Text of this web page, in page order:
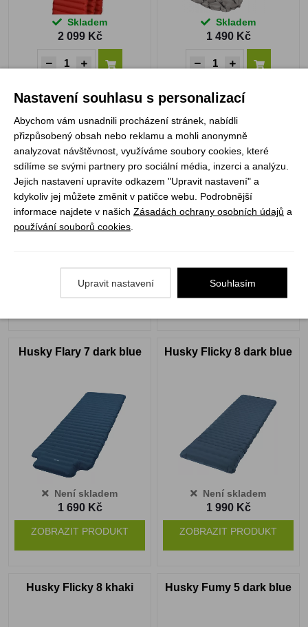
Skladem
2 099 Kč
Skladem
1 490 Kč
Husky Fatty 10 zelená
1 990 Kč
Husky Frogy 10 dark
2 490 Kč
ZOBRAZIT PRODUKT
Husky Flary 7 dark blue
Není skladem
1 690 Kč
ZOBRAZIT PRODUKT
Husky Flicky 8 dark blue
Není skladem
1 990 Kč
ZOBRAZIT PRODUKT
Husky Flicky 8 khaki Husky Fumy 5 dark blue
Nastavení souhlasu s personalizací
Abychom vám usnadnili procházení stránek, nabídli
přizpůsobený obsah nebo reklamu a mohli anonymně
analyzovat návštěvnost, využíváme soubory cookies, které
sdílíme se svými partnery pro sociální média, inzerci a analýzu.
Jejich nastavení upravíte odkazem "Upravit nastavení" a
kdykoliv jej můžete změnit v patičce webu. Podrobnější
informace najdete v našich Zásadách ochrany osobních údajů a
používání souborů cookies
Upravit nastavení Souhlasím